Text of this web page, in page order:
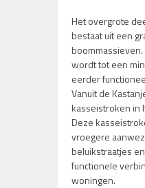
Het overgrote
bestaat uit een
wordt tot een
eerder
Vanuit de
kasseistroken in
Deze
vroegere
beluikstraatjes
functionele
woningen.